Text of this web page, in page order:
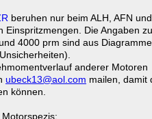
beruhen nur beim ALH, AFN
Einspritzmengen. Die Angaben
4000 prm sind aus
anderer Motoren
ubeck13@aol.com mailen, damit
können.